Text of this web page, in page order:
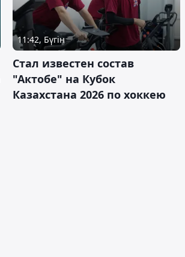
11:42, Бүгін
Стал известен состав
"Актобе" на Кубок
Казахстана 2026 по хоккею